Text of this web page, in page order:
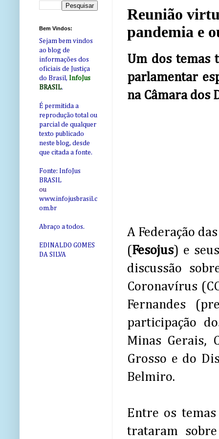
Reunião
pandemia e
Um dos temas
parlamentar
na Câmara dos
A Federação
(Fesojus) e
discussão
Coronavírus
Fernandes
participação
Minas Gerais,
Grosso e do
Belmiro.
Entre os
trataram
Bem Vindos:
Sejam bem vindos
ao blog de
informações dos
oficiais de Justiça
do Brasil, InfoJus
BRASIL.
É permitida a
reprodução total ou
parcial de qualquer
texto publicado
neste blog, desde
que citada a fonte.
Fonte: InfoJus
BRASIL
ou
www.infojusbrasil.c
om.br
Abraço a todos.
EDINALDO GOMES
DA SILVA